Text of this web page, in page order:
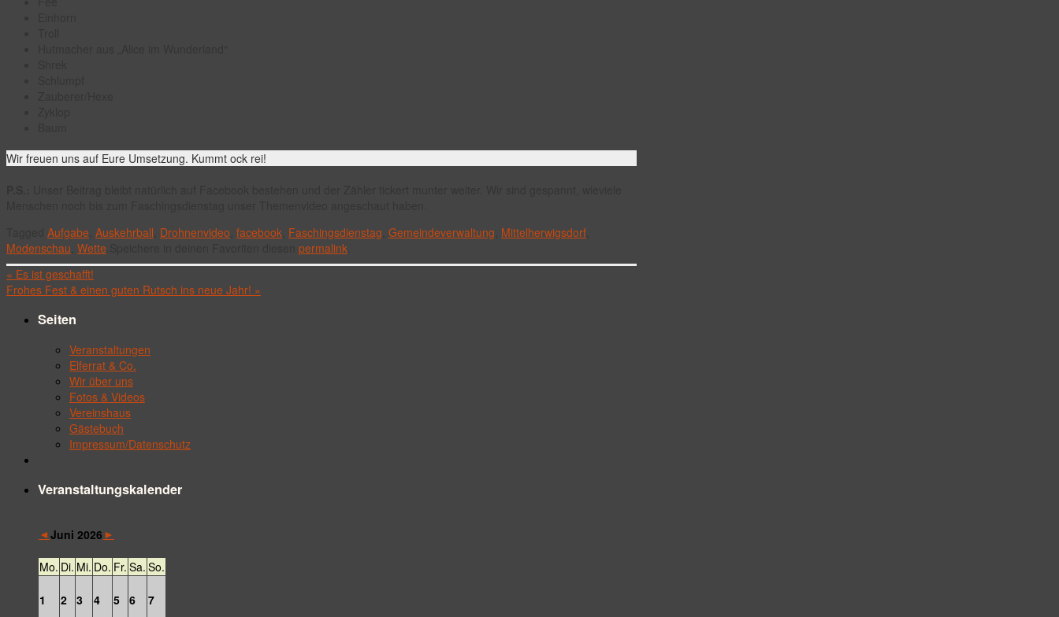
Wir freuen uns auf Eure Umsetzung. Kummt ock rei!
Aufgabe Auskehrball Drohnenvideo facebook Faschingsdienstag Gemeindeverwaltung Mittelherwigsdorf
Modenschau Wette permalink
« Es ist geschafft!
Frohes Fest & einen guten Rutsch ins neue Jahr! »
Seiten
Veranstaltungen
Elferrat & Co.
Wir über uns
Fotos & Videos
Vereinshaus
Gästebuch
Impressum/Datenschutz
Veranstaltungskalender
◄ Juni 2026 ►
Mo. Di. Mi. Do. Fr. Sa. So.
1 2 3 4 5 6 7